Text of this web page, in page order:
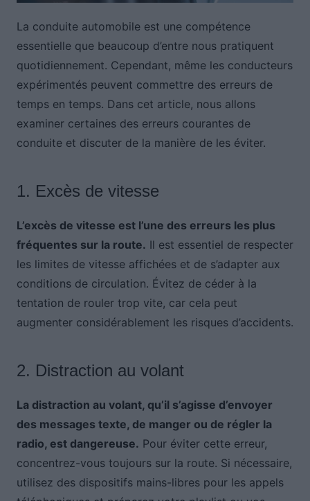
La conduite automobile est une compétence
essentielle que beaucoup d’entre nous pratiquent
quotidiennement. Cependant, même les conducteurs
expérimentés peuvent commettre des erreurs de
temps en temps. Dans cet article, nous allons
examiner certaines des erreurs courantes de
conduite et discuter de la manière de les éviter.
1. Excès de vitesse
L’excès de vitesse est l’une des erreurs les plus
fréquentes sur la route. Il est essentiel de respecter
les limites de vitesse affichées et de s’adapter aux
conditions de circulation. Évitez de céder à la
tentation de rouler trop vite, car cela peut
augmenter considérablement les risques d’accidents.
2. Distraction au volant
La distraction au volant, qu’il s’agisse d’envoyer
des messages texte, de manger ou de régler la
radio, est dangereuse. Pour éviter cette erreur,
concentrez-vous toujours sur la route. Si nécessaire,
utilisez des dispositifs mains-libres pour les appels